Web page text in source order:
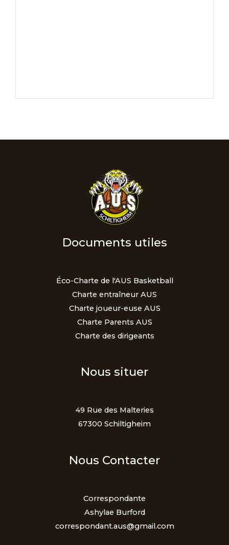
Documents utiles
Éco-Charte de l'AUS Basketball
Charte entraîneur AUS
Charte joueur-euse AUS
Charte Parents AUS
Charte des dirigeants
Nous situer
49 Rue des Malteries
67300 Schiltigheim
Nous Contacter
Correspondante
Ashylae Burford
correspondant.aus@gmail.com